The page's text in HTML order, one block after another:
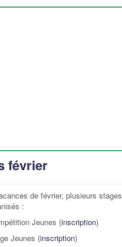
février
de février, plusieurs stages
:
Jeunes (inscription)
Jeunes (inscription)